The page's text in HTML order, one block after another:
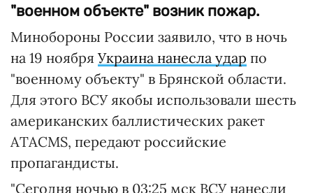
"военном объекте" возник пожар.
Минобороны России заявило, что в ночь
на 19 ноября Украина нанесла удар по
"военному объекту" в Брянской области.
Для этого ВСУ якобы использовали шесть
американских баллистических ракет
ATACMS, передают российские
пропагандисты.
"Сегодня ночью в 03:25 мск ВСУ нанесли